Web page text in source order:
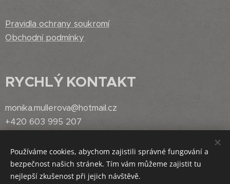
Pravidla ochrany soukromí
Obchodní podmínky
RYCHLÝ KONTAKT
monika.mullerova@hotmail.cz
+420 603 995 207
Vytvořeno službouWebnode Cookies
Používáme cookies, abychom zajistili správné fungování a
bezpečnost našich stránek. Tím vám můžeme zajistit tu
nejlepší zkušenost při jejich návštěvě.